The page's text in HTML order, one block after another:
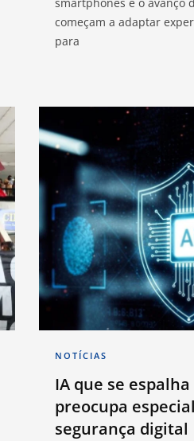
começam a adaptar
para
NOTÍCIAS
IA que se
preocupa
segurança digital